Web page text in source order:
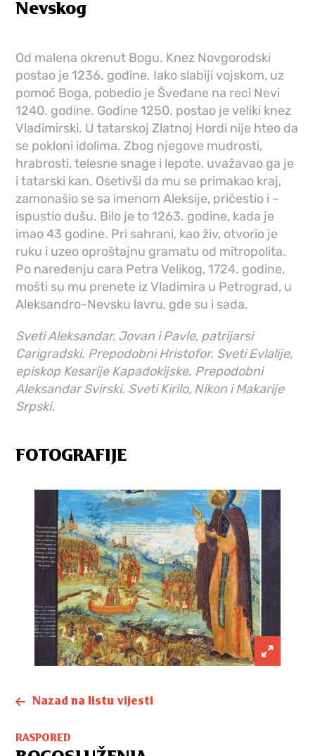
Nevskog
Od malena okrenut Bogu. Knez Novgorodski
postao je 1236. godine. Iako slabiji vojskom, uz
pomoć Boga, pobedio je Šveđane na reci Nevi
1240. godine. Godine 1250. postao je veliki knez
Vladimirski. U tatarskoj Zlatnoj Hordi nije hteo da
se pokloni idolima. Zbog njegove mudrosti,
hrabrosti, telesne snage i lepote, uvažavao ga je
i tatarski kan. Osetivši da mu se primakao kraj,
zamonašio se sa imenom Aleksije, pričestio i –
ispustio dušu. Bilo je to 1263. godine, kada je
imao 43 godine. Pri sahrani, kao živ, otvorio je
ruku i uzeo oproštajnu gramatu od mitropolita.
Po naređenju cara Petra Velikog, 1724. godine,
mošti su mu prenete iz Vladimira u Petrograd, u
Aleksandro-Nevsku lavru, gde su i sada.
Sveti Aleksandar, Jovan i Pavle, patrijarsi
Carigradski. Prepodobni Hristofor. Sveti Evlalije,
episkop Kesarije Kapadokijske. Prepodobni
Aleksandar Svirski. Sveti Kirilo, Nikon i Makarije
Srpski.
FOTOGRAFIJE
Nazad na listu vijesti
RASPORED